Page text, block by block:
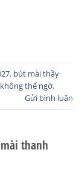
, bút mài thầy
thể ngờ,
Gửi bình luận
thanh